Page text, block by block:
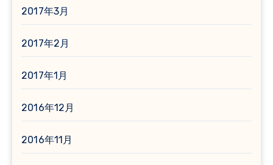
2017年3月
2017年2月
2017年1月
2016年12月
2016年11月